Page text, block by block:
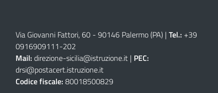
Via Giovanni Fattori, 60 - 90146 Palermo (PA) | Tel.: +39
0916909111-202
Mail: direzione-sicilia@istruzione.it | PEC:
drsi@postacert.istruzione.it
Codice fiscale: 80018500829